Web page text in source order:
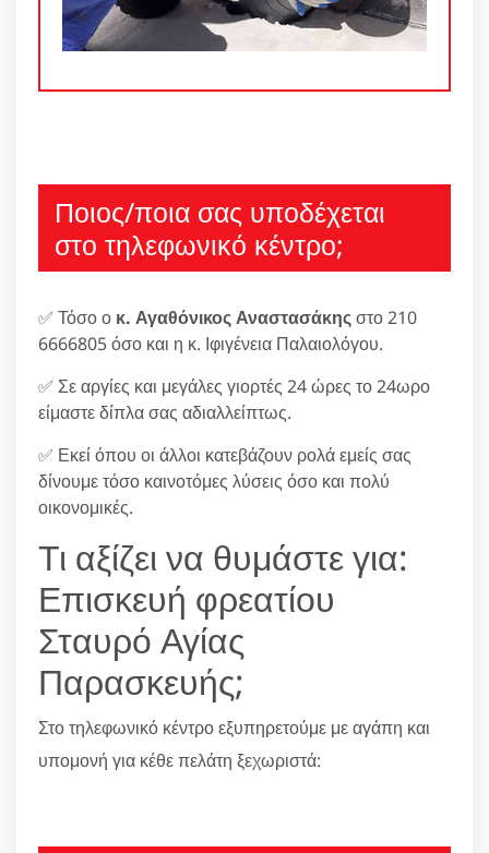
Ποιος/ποια σας υποδέχεται
στο τηλεφωνικό κέντρο;
✅ Τόσο ο κ. Αγαθόνικος Αναστασάκηςστο 210
6666805 όσο και η κ. Ιφιγένεια Παλαιολόγου.
✅ Σε αργίες και μεγάλες γιορτές 24 ώρες το 24ωρο
είμαστε δίπλα σας αδιαλλείπτως.
✅ Εκεί όπου οι άλλοι κατεβάζουν ρολά εμείς σας
δίνουμε τόσο καινοτόμες λύσεις όσο και πολύ
οικονομικές.
Τι αξίζει να θυμάστε για:
Επισκευή φρεατίου
Σταυρό Αγίας
Παρασκευής;
Στο τηλεφωνικό κέντρο εξυπηρετούμε με αγάπη και
υπομονή για κέθε πελάτη ξεχωριστά: